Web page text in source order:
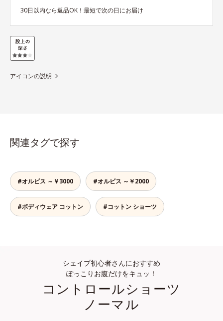
30日以内なら返品OK！最短で次の日にお届け
アイコンの説明
関連タグで探す
#オルビス ～￥3000 #オルビス ～￥2000
#ボディウェア コットン #コットン ショーツ
シェイプ初心者さんにおすすめ
ぽっこりお腹だけをキュッ！
コントロールショーツ
ノーマル